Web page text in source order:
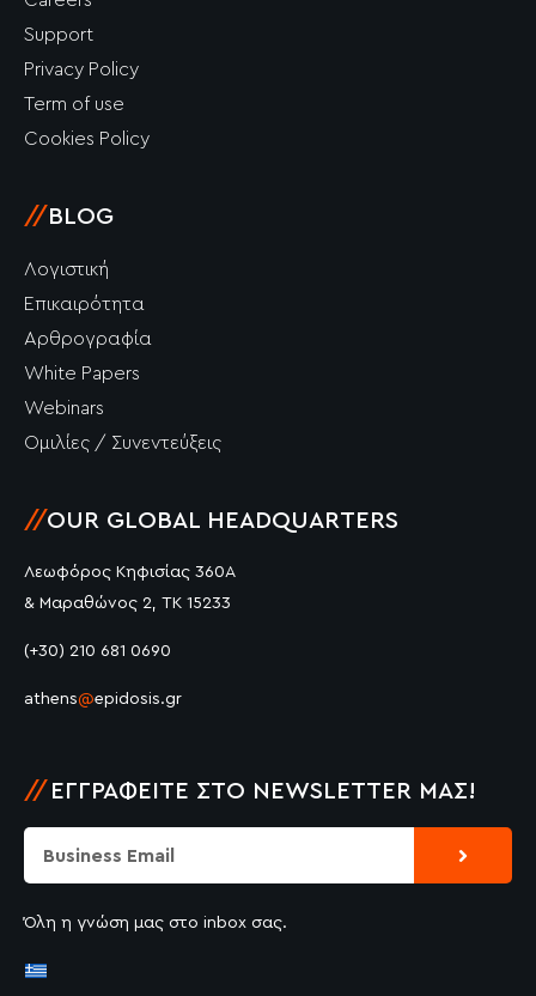
Support
Privacy Policy
Term of use
Cookies Policy
// BLOG
Λογιστική
Επικαιρότητα
Αρθρογραφία
White Papers
Webinars
Ομιλίες / Συνεντεύξεις
//OUR GLOBAL HEADQUARTERS
Λεωφόρος Κηφισίας 360Α
& Μαραθώνος 2, ΤΚ 15233
(+30) 210 681 0690
athens@epidosis.gr
// ΕΓΓΡΑΦΕΊΤΕ ΣΤΟ NEWSLETTER ΜΑΣ!
Submit
Όλη η γνώση μας στο inbox σας.